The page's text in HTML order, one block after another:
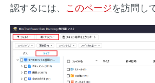
認するには、 このページを訪問し